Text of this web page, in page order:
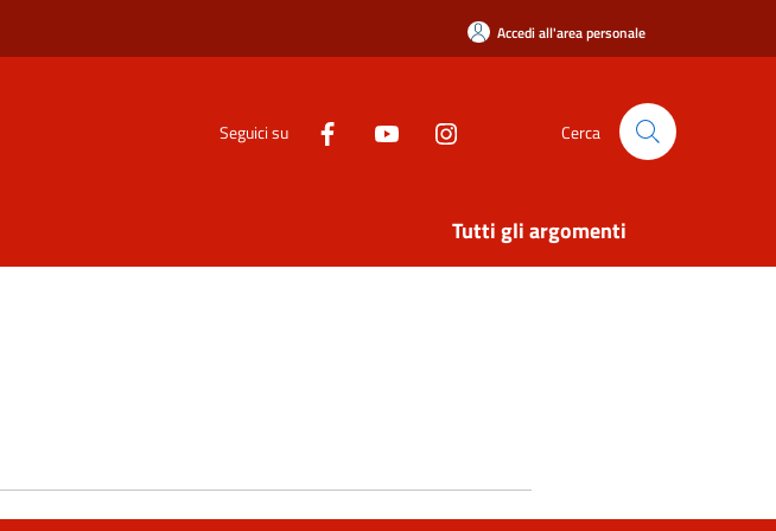
Accedi all'area personale
Seguici su Cerca
Tutti gli argomenti